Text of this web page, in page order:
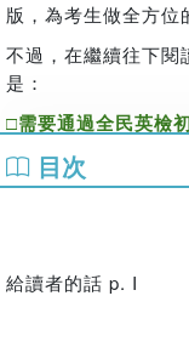
版，為考生做全方位
不過，在繼續往下閱
是：
□需要通過全民英檢
□想要增進英文聽力的
目次
給讀者的話 p. I